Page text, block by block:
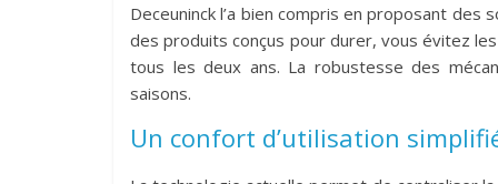
Deceuninck l’a bien compris en proposant
des produits conçus pour durer, vous évitez
tous les deux ans. La robustesse des
saisons.
Un confort d’utilisation